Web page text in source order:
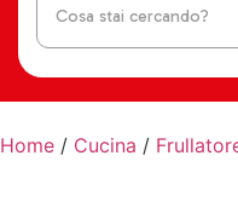
Home / Cucina /